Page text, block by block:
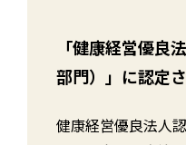
「健康経営優良
部門）」に認定
健康経営優良法人